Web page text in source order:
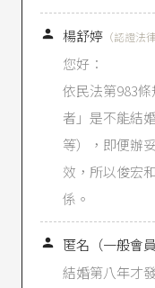
 楊舒婷 （認證法
您好：
依民法第983
者」是不能結
等），即便辦
效，所以俊宏
係。
 匿名（一般會員
結婚第八年才